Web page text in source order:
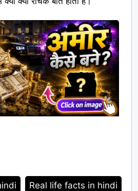
Real life facts in hindi